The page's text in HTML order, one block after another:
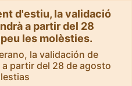
d'estiu, la validació
a partir del 28
les molèsties.
la validación de
partir del 28 de agosto